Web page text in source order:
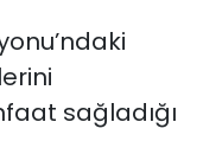
sağladığı